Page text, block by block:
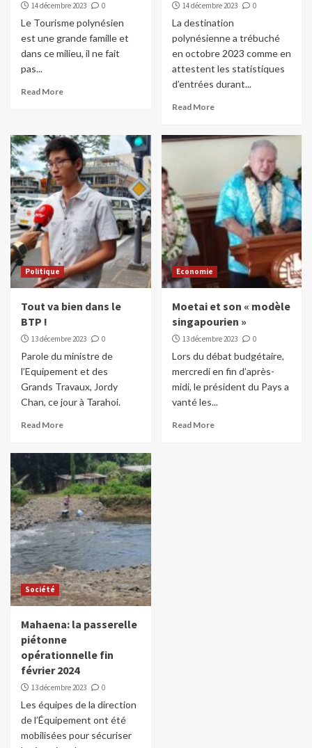
14 décembre 2023 0
Le Tourisme polynésien
est une grande famille et
dans ce milieu, il ne fait
pas...
Read More
14 décembre 2023 0
La destination
polynésienne a trébuché
en octobre 2023 comme en
attestent les statistiques
d’entrées durant...
Read More
Politique
Tout va bien dans le
BTP !
13 décembre 2023 0
Parole du ministre de
l’Equipement et des
Grands Travaux, Jordy
Chan, ce jour à Tarahoi.
Read More
Economie
Moetai et son « modèle
singapourien »
13 décembre 2023 0
Lors du débat budgétaire,
mercredi en fin d’après-
midi, le président du Pays a
vanté les...
Read More
Société
Mahaena: la passerelle
piétonne
opérationnelle fin
février 2024
13 décembre 2023 0
Les équipes de la direction
de l’Équipement ont été
mobilisées pour sécuriser